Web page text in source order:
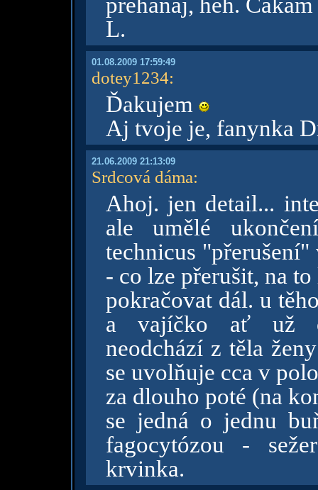
L.
01.08.2009 17:59:49
dotey1234:
Ďakujem
Aj tvoje je, fanynka
21.06.2009 21:13:09
Srdcová dáma:
Ahoj. jen detail...
ale umělé
technicus
- co lze přerušit, na
pokračovat dál. u
a vajíčko ať už
neodchází z těla
se uvolňuje cca v
za dlouho poté (na
se jedná o jednu
fagocytózou -
krvinka.